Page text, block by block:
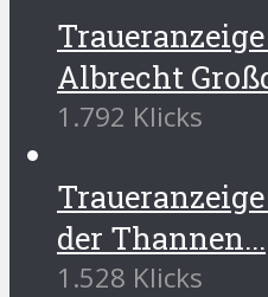
Albrecht
1.792 Klicks
der Thannen...
1.528 Klicks